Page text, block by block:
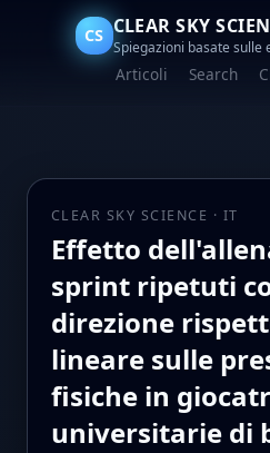
CS CLEAR SKY
Spiegazioni basate sulle
Articoli Search
CLEAR SKY SCIENCE · IT
Effetto
sprint ripetuti
direzione
lineare sulle
fisiche in
universitarie di